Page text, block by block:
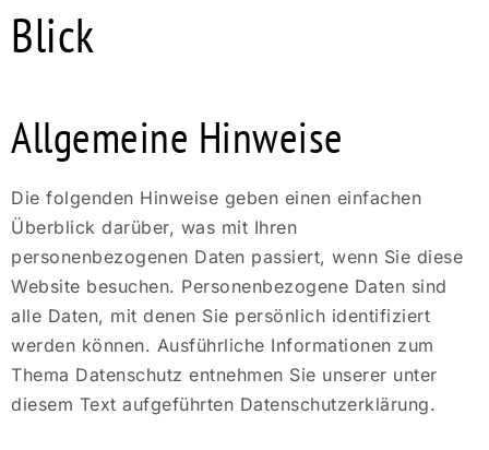
Blick
Allgemeine Hinweise
Die folgenden Hinweise geben einen einfachen
Überblick darüber, was mit Ihren
personenbezogenen Daten passiert, wenn Sie diese
Website besuchen. Personenbezogene Daten sind
alle Daten, mit denen Sie persönlich identifiziert
werden können. Ausführliche Informationen zum
Thema Datenschutz entnehmen Sie unserer unter
diesem Text aufgeführten Datenschutzerklärung.